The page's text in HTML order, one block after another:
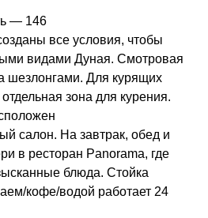
— 146
все условия, чтобы
видами Дуная. Смотровая
шезлонгами. Для курящих
зона для курения.
салон. На завтрак, обед и
в ресторан Panorama, где
блюда. Стойка
кофе/водой работает 24